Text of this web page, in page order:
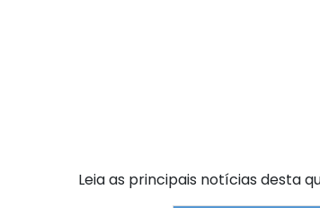
Leia as principais notícias desta